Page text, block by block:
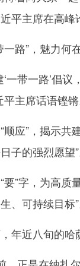
平主席在高
路”，魅力何
带一路’倡议
平主席话语铿
”，揭示共建
子的强烈愿望
字，为高质量
、可持续目标
近八旬的哈